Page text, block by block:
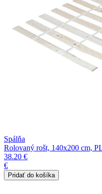
Spálňa
Rolovaný rošt, 140x200 cm,
38.20 €
€